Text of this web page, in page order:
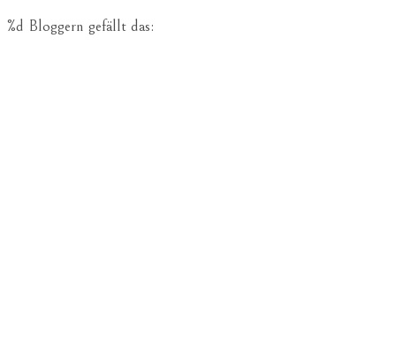
%d Bloggern gefällt das: